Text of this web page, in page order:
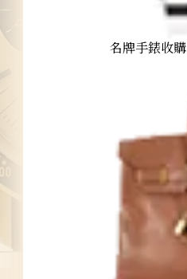
omega
名牌手錶收購